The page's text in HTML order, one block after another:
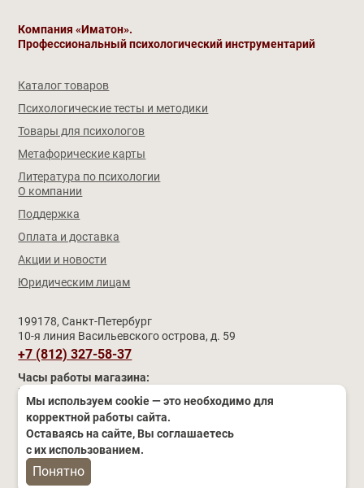
Компания «Иматон».
Профессиональный психологический инструментарий
Каталог товаров
Психологические тесты и методики
Товары для психологов
Метафорические карты
Литература по психологии
О компании
Поддержка
Оплата и доставка
Акции и новости
Юридическим лицам
199178, Санкт-Петербург
10-я линия Васильевского острова, д. 59
+7 (812) 327-58-37
Часы работы магазина:
Пн–Чт
Пятница
11:00 – 19:00 (обед 15:00 – 15:30)
Сб–Вс и праздники
выходные
Мы используем cookie — это необходимо для
корректной работы сайта.
Оставаясь на сайте, Вы соглашаетесь
с их использованием.
Понятно